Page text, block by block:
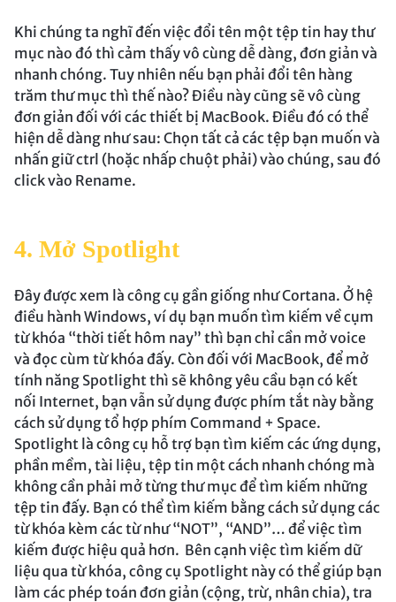
Khi chúng ta nghĩ đến việc đổi tên một tệp tin hay thư
mục nào đó thì cảm thấy vô cùng dễ dàng, đơn giản và
nhanh chóng. Tuy nhiên nếu bạn phải đổi tên hàng
trăm thư mục thì thế nào? Điều này cũng sẽ vô cùng
đơn giản đối với các thiết bị MacBook. Điều đó có thể
hiện dễ dàng như sau: Chọn tất cả các tệp bạn muốn và
nhấn giữ ctrl (hoặc nhấp chuột phải) vào chúng, sau đó
click vào Rename.
4. Mở Spotlight
Đây được xem là công cụ gần giống như Cortana. Ở hệ
điều hành Windows, ví dụ bạn muốn tìm kiếm về cụm
từ khóa “thời tiết hôm nay” thì bạn chỉ cần mở voice
và đọc cùm từ khóa đấy. Còn đối với MacBook, để mở
tính năng Spotlight thì sẽ không yêu cầu bạn có kết
nối Internet, bạn vẫn sử dụng được phím tắt này bằng
cách sử dụng tổ hợp phím Command + Space.
Spotlight là công cụ hỗ trợ bạn tìm kiếm các ứng dụng,
phần mềm, tài liệu, tệp tin một cách nhanh chóng mà
không cần phải mở từng thư mục để tìm kiếm những
tệp tin đấy. Bạn có thể tìm kiếm bằng cách sử dụng các
từ khóa kèm các từ như “NOT”, “AND”… để việc tìm
kiếm được hiệu quả hơn. Bên cạnh việc tìm kiếm dữ
liệu qua từ khóa, công cụ Spotlight này có thể giúp bạn
làm các phép toán đơn giản (cộng, trừ, nhân chia), tra